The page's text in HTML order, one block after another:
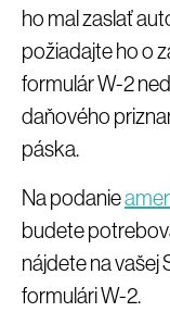
ho mal zaslať
požiadajte ho o
formulár W-2
daňového
páska.
Na podanie
budete
nájdete na vašej
formulári W-2.